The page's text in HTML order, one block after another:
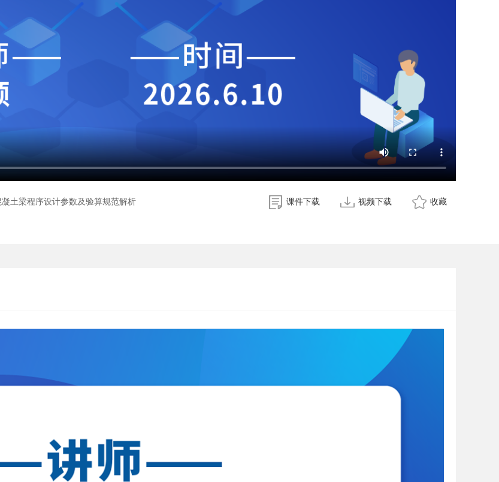
土梁程序设计参数及验算规范解析 课件下载 视频下载 收藏